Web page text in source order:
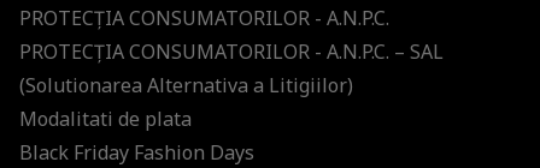
PROTECŢIA CONSUMATORILOR - A.N.P.C.
PROTECŢIA CONSUMATORILOR - A.N.P.C. – SAL
(Solutionarea Alternativa a Litigiilor)
Modalitati de plata
Black Friday Fashion Days